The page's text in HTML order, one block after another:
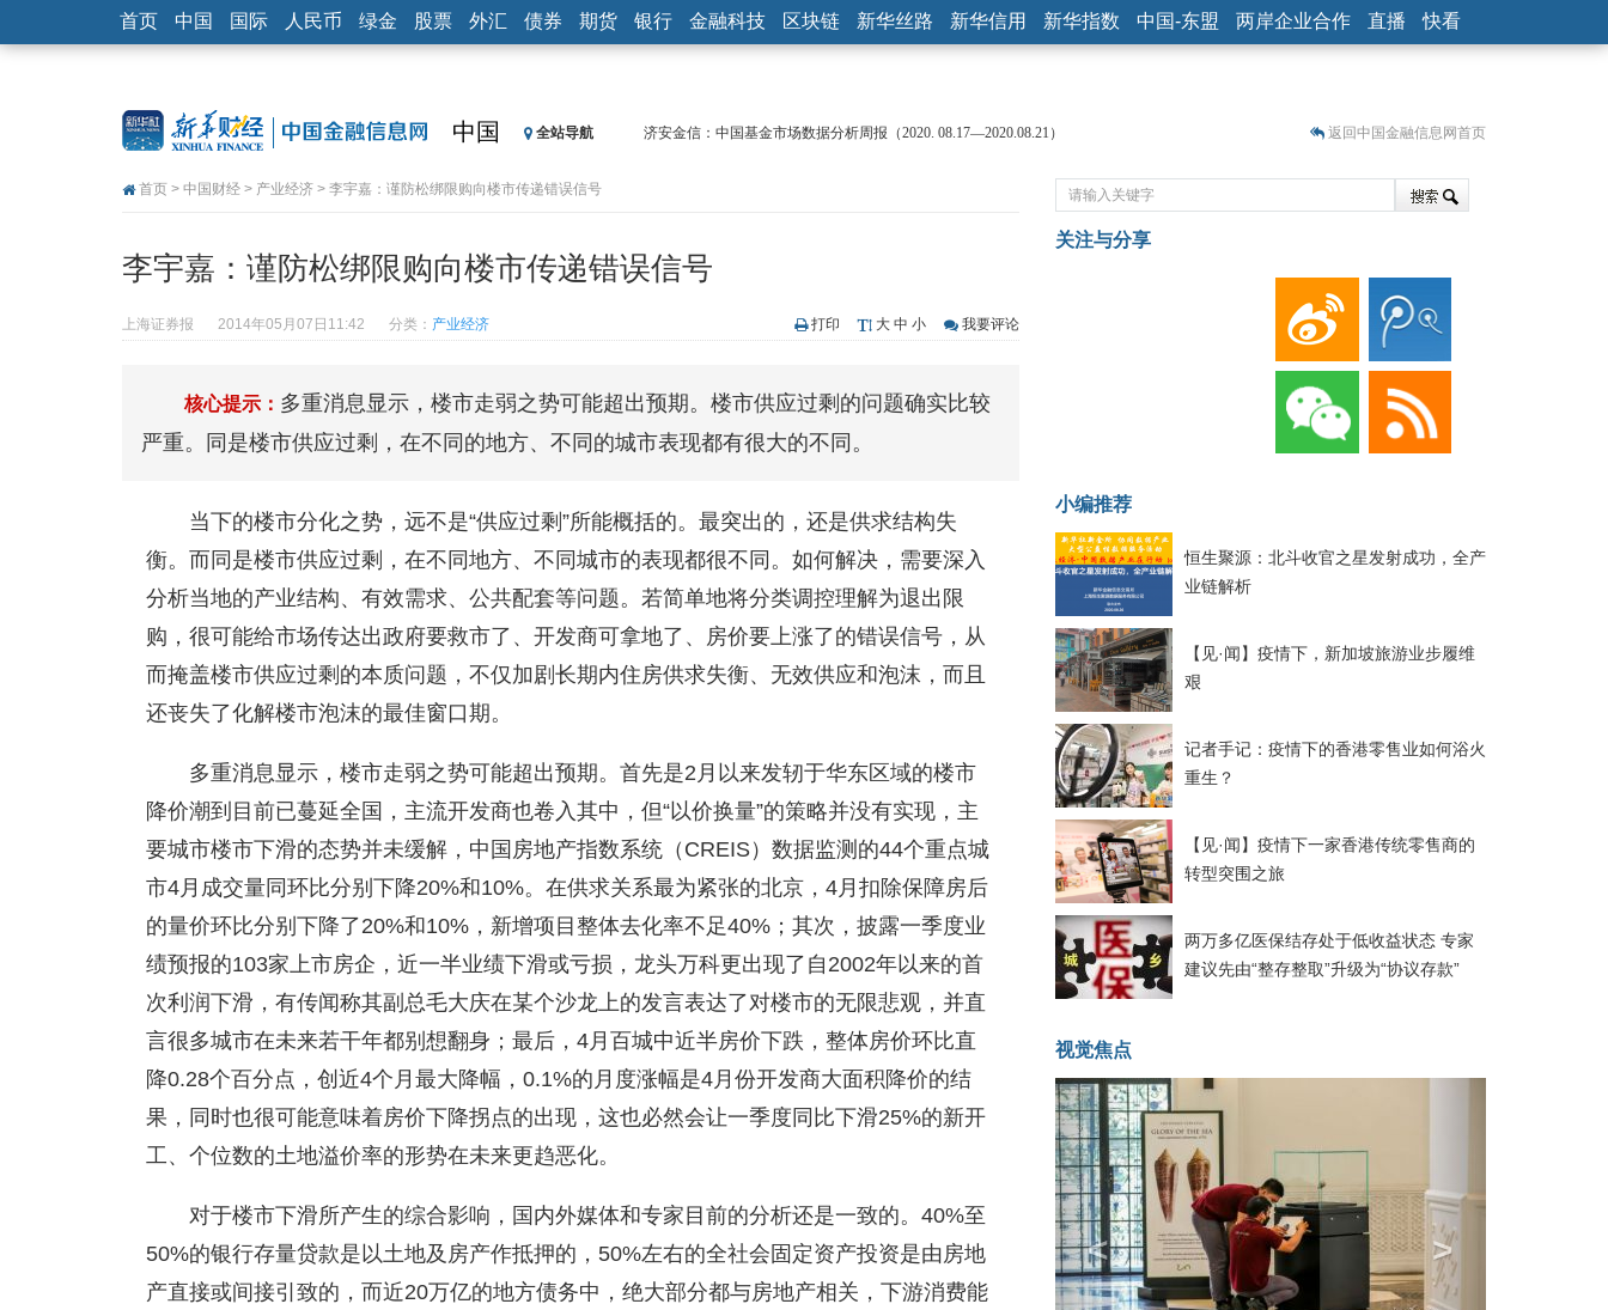
首页 中国 国际 人民币 绿金 股票 外汇 债券 期货 银行 金融科技 区块链 新华丝路 新华信用 新华指数 中国-东盟 两岸企业合作 直播 快看
中国 全站导航
济安金信：中国基金市场数据分析周报（2020. 08.17—2020.08.21）
济安金信：中国基金市场数据分析周报（2020. 07.27—2020.07.31）
【新华财经调查】同业存单、结构性存款玩起“跷跷板” 结构性失衡藏
央行公开市场净投放300亿元 短端资金利率明显下行
恒生聚源：北斗收官之星发射成功，全产业链解析
返回中国金融信息网首页
首页 > 中国财经 > 产业经济 > 李宇嘉：谨防松绑限购向楼市传递错误信号
李宇嘉：谨防松绑限购向楼市传递错误信号
上海证券报 2014年05月07日11:42 分类： 产业经济 打印 大 中 小 我要评论
核心提示： 多重消息显示，楼市走弱之势可能超出预期。楼市供应过剩的问题确实比较
严重。同是楼市供应过剩，在不同的地方、不同的城市表现都有很大的不同。
当下的楼市分化之势，远不是“供应过剩”所能概括的。最突出的，还是供求结构失
衡。而同是楼市供应过剩，在不同地方、不同城市的表现都很不同。如何解决，需要深入
分析当地的产业结构、有效需求、公共配套等问题。若简单地将分类调控理解为退出限
购，很可能给市场传达出政府要救市了、开发商可拿地了、房价要上涨了的错误信号，从
而掩盖楼市供应过剩的本质问题，不仅加剧长期内住房供求失衡、无效供应和泡沫，而且
还丧失了化解楼市泡沫的最佳窗口期。
多重消息显示，楼市走弱之势可能超出预期。首先是2月以来发轫于华东区域的楼市
降价潮到目前已蔓延全国，主流开发商也卷入其中，但“以价换量”的策略并没有实现，主
要城市楼市下滑的态势并未缓解，中国房地产指数系统（CREIS）数据监测的44个重点城
市4月成交量同环比分别下降20%和10%。在供求关系最为紧张的北京，4月扣除保障房后
的量价环比分别下降了20%和10%，新增项目整体去化率不足40%；其次，披露一季度业
绩预报的103家上市房企，近一半业绩下滑或亏损，龙头万科更出现了自2002年以来的首
次利润下滑，有传闻称其副总毛大庆在某个沙龙上的发言表达了对楼市的无限悲观，并直
言很多城市在未来若干年都别想翻身；最后，4月百城中近半房价下跌，整体房价环比直
降0.28个百分点，创近4个月最大降幅，0.1%的月度涨幅是4月份开发商大面积降价的结
果，同时也很可能意味着房价下降拐点的出现，这也必然会让一季度同比下滑25%的新开
工、个位数的土地溢价率的形势在未来更趋恶化。
对于楼市下滑所产生的综合影响，国内外媒体和专家目前的分析还是一致的。40%至
50%的银行存量贷款是以土地及房产作抵押的，50%左右的全社会固定资产投资是由房地
产直接或间接引致的，而近20万亿的地方债务中，绝大部分都与房地产相关，下游消费能
关注与分享
小编推荐
恒生聚源：北斗收官之星发射成功，全产
业链解析
【见·闻】疫情下，新加坡旅游业步履维
艰
记者手记：疫情下的香港零售业如何浴火
重生？
【见·闻】疫情下一家香港传统零售商的
转型突围之旅
两万多亿医保结存处于低收益状态 专家
建议先由“整存整取”升级为“协议存款”
视觉焦点
坐上火车看老挝
< >